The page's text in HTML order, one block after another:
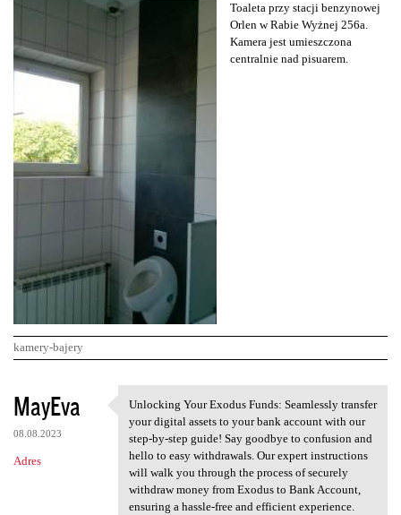
Toaleta przy stacji benzynowej
Orlen w Rabie Wyżnej 256a.
Kamera jest umieszczona
centralnie nad pisuarem.
kamery-bajery
K
o
m
e
MayEva
08.08.2023
Adres
Unlocking Your Exodus Funds:
Unlocking Your Exodus Funds: Seamlessly transfer
your digital assets to your bank account with our
step-by-step guide! Say goodbye to confusion and
hello to easy withdrawals. Our expert instructions
will walk you through the process of securely
withdraw money from Exodus to Bank Account,
ensuring a hassle-free and efficient experience.